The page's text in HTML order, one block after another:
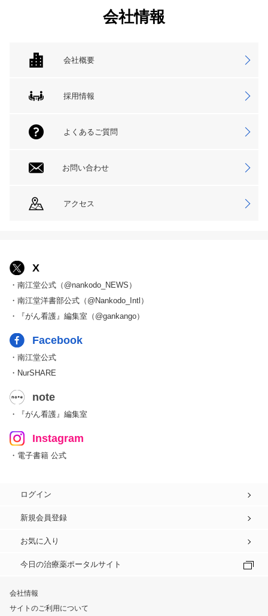
会社情報
会社概要
採用情報
よくあるご質問
お問い合わせ
アクセス
X
・南江堂公式（@nankodo_NEWS）
・南江堂洋書部公式（@Nankodo_Intl）
・『がん看護』編集室（@gankango）
Facebook
・南江堂公式
・NurSHARE
note
・『がん看護』編集室
Instagram
・電子書籍 公式
ログイン
新規会員登録
お気に入り
今日の治療薬ポータルサイト
会社情報
サイトのご利用について